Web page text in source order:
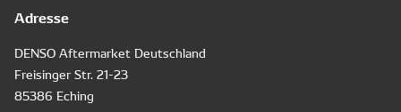
Adresse
DENSO Aftermarket Deutschland
Freisinger Str. 21-23
85386 Eching